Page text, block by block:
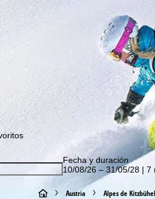
primero en enterarse de nuestras
Fecha y duración
10/08/26 – 31/05/28 | 7
P Austria Alpes de Kitzbühel